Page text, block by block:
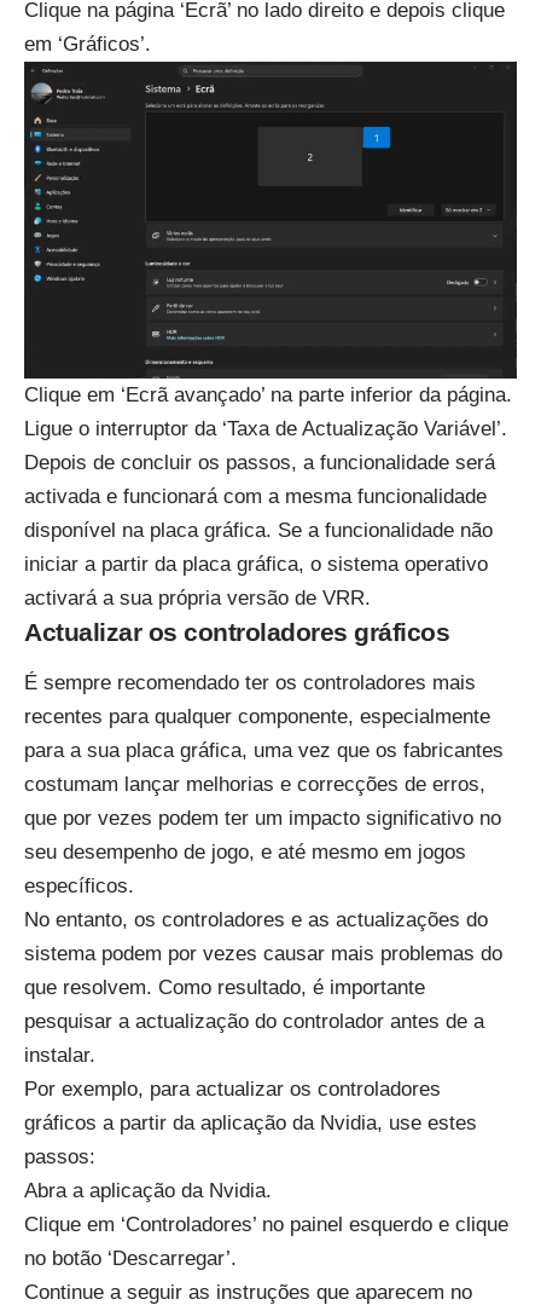
Clique na página ‘Ecrã’ no lado direito e depois clique
em ‘Gráficos’.
Clique em ‘Ecrã avançado’ na parte inferior da página.
Ligue o interruptor da ‘Taxa de Actualização Variável’.
Depois de concluir os passos, a funcionalidade será
activada e funcionará com a mesma funcionalidade
disponível na placa gráfica. Se a funcionalidade não
iniciar a partir da placa gráfica, o sistema operativo
activará a sua própria versão de VRR.
Actualizar os controladores gráficos
É sempre recomendado ter os controladores mais
recentes para qualquer componente, especialmente
para a sua placa gráfica, uma vez que os fabricantes
costumam lançar melhorias e correcções de erros,
que por vezes podem ter um impacto significativo no
seu desempenho de jogo, e até mesmo em jogos
específicos.
No entanto, os controladores e as actualizações do
sistema podem por vezes causar mais problemas do
que resolvem. Como resultado, é importante
pesquisar a actualização do controlador antes de a
instalar.
Por exemplo, para actualizar os controladores
gráficos a partir da aplicação da Nvidia, use estes
passos:
Abra a aplicação da Nvidia.
Clique em ‘Controladores’ no painel esquerdo e clique
no botão ‘Descarregar’.
Continue a seguir as instruções que aparecem no